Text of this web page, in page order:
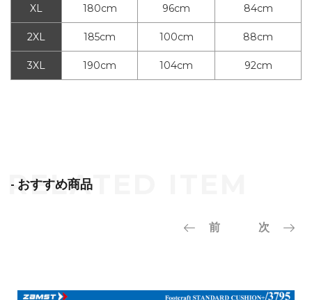
XL 180cm 96cm 84cm
2XL 185cm 100cm 88cm
3XL 190cm 104cm 92cm
- おすすめ商品
前 次